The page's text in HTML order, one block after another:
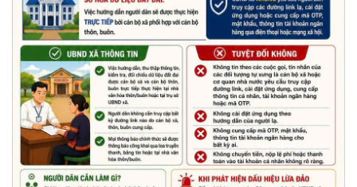
Thông báo tiếp nhận phản ánh, kiến nghị về quy định thủ tục
hành chính
(07/08/2026)
Thông báo về thực hiện Luật tương trợ tư pháp về dân sự và
các văn bản quy định chi tiết, hướng dẫn thi hành
(04/08/2026)
Thông báo cảnh báo lừa đảo liên quan đến thủ tục đất đai